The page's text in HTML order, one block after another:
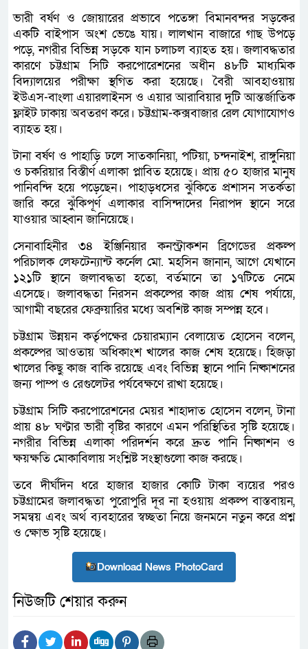
ভারী বর্ষণ ও জোয়ারের প্রভাবে পতেঙ্গা বিমানবন্দর সড়কের
একটি বাইপাস অংশ ভেঙে যায়। লালখান বাজারে গাছ উপড়ে
পড়ে, নগরীর বিভিন্ন সড়কে যান চলাচল ব্যাহত হয়। জলাবদ্ধতার
কারণে চট্টগ্রাম সিটি করপোরেশনের অধীন ৪৮টি মাধ্যমিক
বিদ্যালয়ের পরীক্ষা স্থগিত করা হয়েছে। বৈরী আবহাওয়ায়
ইউএস-বাংলা এয়ারলাইনস ও এয়ার আরাবিয়ার দুটি আন্তর্জাতিক
ফ্লাইট ঢাকায় অবতরণ করে। চট্টগ্রাম-কক্সবাজার রেল যোগাযোগও
ব্যাহত হয়।
টানা বর্ষণ ও পাহাড়ি ঢলে সাতকানিয়া, পটিয়া, চন্দনাইশ, রাঙ্গুনিয়া
ও চকরিয়ার বিস্তীর্ণ এলাকা প্লাবিত হয়েছে। প্রায় ৫০ হাজার মানুষ
পানিবন্দি হয়ে পড়েছেন। পাহাড়ধসের ঝুঁকিতে প্রশাসন সতর্কতা
জারি করে ঝুঁকিপূর্ণ এলাকার বাসিন্দাদের নিরাপদ স্থানে সরে
যাওয়ার আহ্বান জানিয়েছে।
সেনাবাহিনীর ৩৪ ইঞ্জিনিয়ার কনস্ট্রাকশন ব্রিগেডের প্রকল্প
পরিচালক লেফটেন্যান্ট কর্নেল মো. মহসিন জানান, আগে যেখানে
১২১টি স্থানে জলাবদ্ধতা হতো, বর্তমানে তা ১৭টিতে নেমে
এসেছে। জলাবদ্ধতা নিরসন প্রকল্পের কাজ প্রায় শেষ পর্যায়ে,
আগামী বছরের ফেব্রুয়ারির মধ্যে অবশিষ্ট কাজ সম্পন্ন হবে।
চট্টগ্রাম উন্নয়ন কর্তৃপক্ষের চেয়ারম্যান বেলায়েত হোসেন বলেন,
প্রকল্পের আওতায় অধিকাংশ খালের কাজ শেষ হয়েছে। হিজড়া
খালের কিছু কাজ বাকি রয়েছে এবং বিভিন্ন স্থানে পানি নিষ্কাশনের
জন্য পাম্প ও রেগুলেটর পর্যবেক্ষণে রাখা হয়েছে।
চট্টগ্রাম সিটি করপোরেশনের মেয়র শাহাদাত হোসেন বলেন, টানা
প্রায় ৪৮ ঘণ্টার ভারী বৃষ্টির কারণে এমন পরিস্থিতির সৃষ্টি হয়েছে।
নগরীর বিভিন্ন এলাকা পরিদর্শন করে দ্রুত পানি নিষ্কাশন ও
ক্ষয়ক্ষতি মোকাবিলায় সংশ্লিষ্ট সংস্থাগুলো কাজ করছে।
তবে দীর্ঘদিন ধরে হাজার হাজার কোটি টাকা ব্যয়ের পরও
চট্টগ্রামের জলাবদ্ধতা পুরোপুরি দূর না হওয়ায় প্রকল্প বাস্তবায়ন,
সমন্বয় এবং অর্থ ব্যবহারের স্বচ্ছতা নিয়ে জনমনে নতুন করে প্রশ্ন
ও ক্ষোভ সৃষ্টি হয়েছে।
Download News PhotoCard
নিউজটি শেয়ার করুন